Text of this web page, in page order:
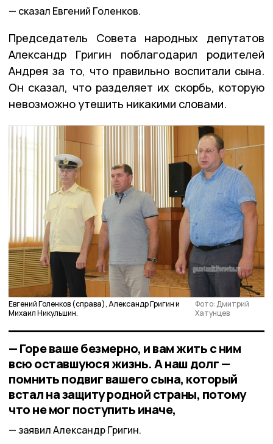
сказал Евгений Голенков.
Председатель Совета народных депутатов
Александр Григин поблагодарил родителей
Андрея за то, что правильно воспитали сына.
Он сказал, что разделяет их скорбь, которую
невозможно утешить никакими словами.
Евгений Голенков (справа), Александр Григин и
Михаил Никульшин.
Фото: Дмитрий
Хатунцев
— Горе ваше безмерно, и вам жить с ним
всю оставшуюся жизнь. А наш долг —
помнить подвиг вашего сына, который
встал на защиту родной страны, потому
что не мог поступить иначе,
заявил Александр Григин.